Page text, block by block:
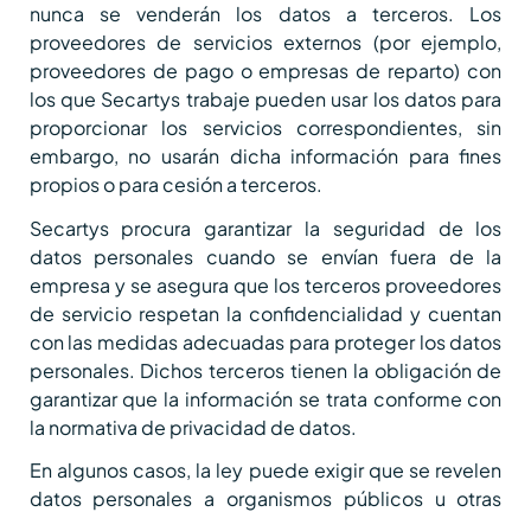
nunca se venderán los datos a terceros. Los
proveedores de servicios externos (por ejemplo,
proveedores de pago o empresas de reparto) con
los que Secartys trabaje pueden usar los datos para
proporcionar los servicios correspondientes, sin
embargo, no usarán dicha información para fines
propios o para cesión a terceros.
Secartys procura garantizar la seguridad de los
datos personales cuando se envían fuera de la
empresa y se asegura que los terceros proveedores
de servicio respetan la confidencialidad y cuentan
con las medidas adecuadas para proteger los datos
personales. Dichos terceros tienen la obligación de
garantizar que la información se trata conforme con
la normativa de privacidad de datos.
En algunos casos, la ley puede exigir que se revelen
datos personales a organismos públicos u otras